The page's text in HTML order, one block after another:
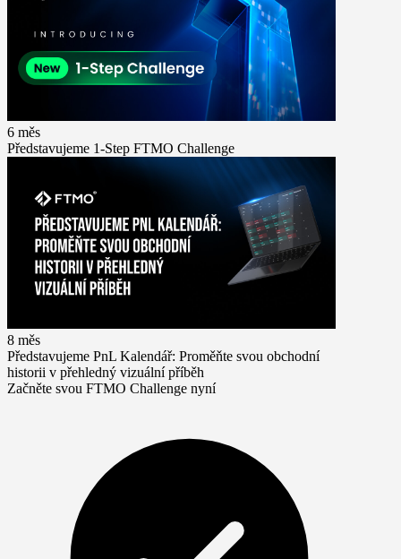
6 měs
Představujeme 1-Step FTMO Challenge
8 měs
Představujeme PnL Kalendář: Proměňte svou obchodní
historii v přehledný vizuální příběh
Začněte svou FTMO Challenge nyní